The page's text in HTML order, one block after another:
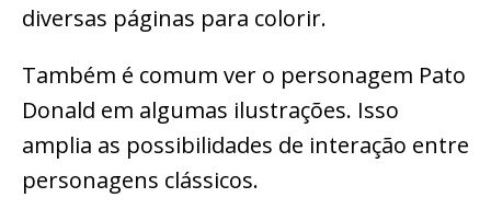
diversas páginas para colorir.
Também é comum ver o personagem Pato
Donald em algumas ilustrações. Isso
amplia as possibilidades de interação entre
personagens clássicos.